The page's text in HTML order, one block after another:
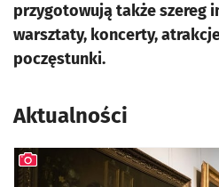
przygotowują także szereg
warsztaty, koncerty,
poczęstunki.
Aktualności